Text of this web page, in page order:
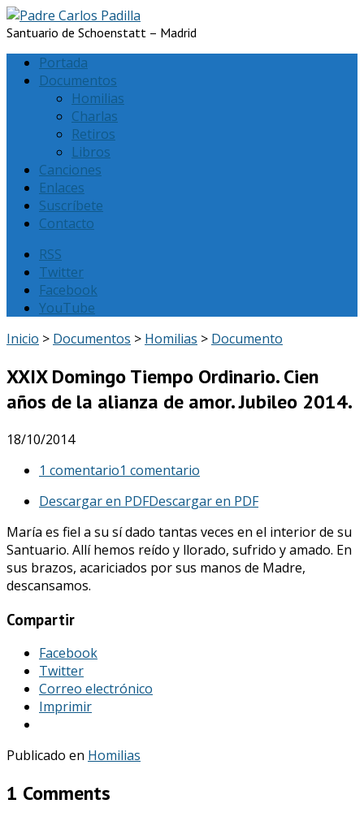
Santuario de Schoenstatt – Madrid
Portada
Documentos
Homilias
Charlas
Retiros
Libros
Canciones
Enlaces
Suscríbete
Contacto
RSS
Twitter
Facebook
YouTube
Inicio > Documentos > Homilias > Documento
XXIX Domingo Tiempo Ordinario. Cien
años de la alianza de amor. Jubileo 2014.
18/10/2014
1 comentario1 comentario
Descargar en PDFDescargar en PDF
María es fiel a su sí dado tantas veces en el interior de su
Santuario. Allí hemos reído y llorado, sufrido y amado. En
sus brazos, acariciados por sus manos de Madre,
descansamos.
Compartir
Facebook
Twitter
Correo electrónico
Imprimir
Publicado en Homilias
1 Comments